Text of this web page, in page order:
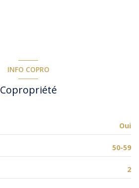
INFO COPRO
Copropriété
Oui
50-59
2